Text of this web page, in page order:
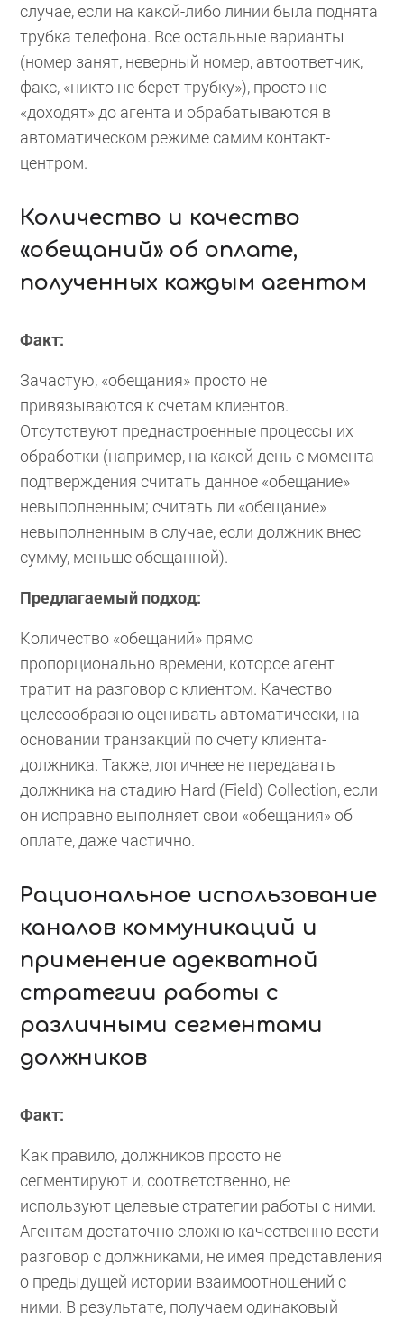
случае, если на какой-либо линии была поднята
трубка телефона. Все остальные варианты
(номер занят, неверный номер, автоответчик,
факс, «никто не берет трубку»), просто не
«доходят» до агента и обрабатываются в
автоматическом режиме самим контакт-
центром.
Количество и качество
«обещаний» об оплате,
полученных каждым агентом
Факт:
Зачастую, «обещания» просто не
привязываются к счетам клиентов.
Отсутствуют преднастроенные процессы их
обработки (например, на какой день с момента
подтверждения считать данное «обещание»
невыполненным; считать ли «обещание»
невыполненным в случае, если должник внес
сумму, меньше обещанной).
Предлагаемый подход:
Количество «обещаний» прямо
пропорционально времени, которое агент
тратит на разговор с клиентом. Качество
целесообразно оценивать автоматически, на
основании транзакций по счету клиента-
должника. Также, логичнее не передавать
должника на стадию Hard (Field) Collection, если
он исправно выполняет свои «обещания» об
оплате, даже частично.
Рациональное использование
каналов коммуникаций и
применение адекватной
стратегии работы с
различными сегментами
должников
Факт:
Как правило, должников просто не
сегментируют и, соответственно, не
используют целевые стратегии работы с ними.
Агентам достаточно сложно качественно вести
разговор с должниками, не имея представления
о предыдущей истории взаимоотношений с
ними. В результате, получаем одинаковый